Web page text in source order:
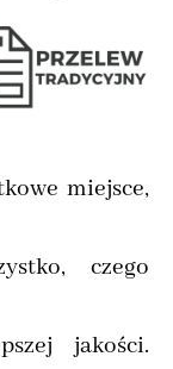
miejsce,
czego
jakości.